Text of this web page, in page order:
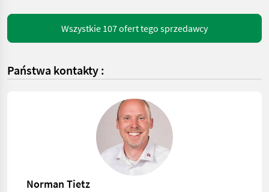
Wszystkie 107 ofert tego sprzedawcy
Państwa kontakty :
Norman Tietz